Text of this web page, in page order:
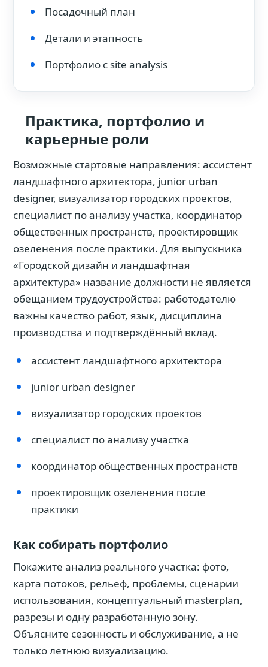
Посадочный план
Детали и этапность
Портфолио с site analysis
Практика, портфолио и
карьерные роли
Возможные стартовые направления: ассистент
ландшафтного архитектора, junior urban
designer, визуализатор городских проектов,
специалист по анализу участка, координатор
общественных пространств, проектировщик
озеленения после практики. Для выпускника
«Городской дизайн и ландшафтная
архитектура» название должности не является
обещанием трудоустройства: работодателю
важны качество работ, язык, дисциплина
производства и подтверждённый вклад.
ассистент ландшафтного архитектора
junior urban designer
визуализатор городских проектов
специалист по анализу участка
координатор общественных пространств
проектировщик озеленения после
практики
Как собирать портфолио
Покажите анализ реального участка: фото,
карта потоков, рельеф, проблемы, сценарии
использования, концептуальный masterplan,
разрезы и одну разработанную зону.
Объясните сезонность и обслуживание, а не
только летнюю визуализацию.